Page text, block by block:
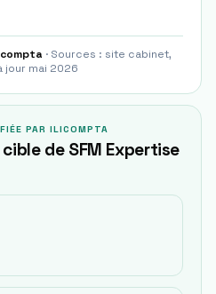
· Sources : site cabinet,
jour mai 2026
PAR ILICOMPTA
de SFM Expertise